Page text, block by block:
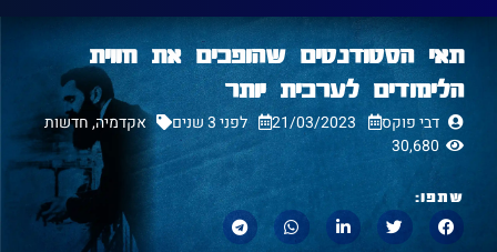
תאי הסטודנטים שהופכים את חווית
הלימודים לערכית יותר
דבי פוקס 21/03/2023 לפני 3 שנים אקדמיה,חדשות
30,680
שתפו: